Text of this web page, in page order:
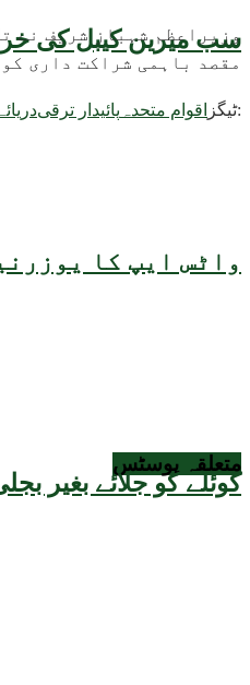
سب میرین کیبل کی
واٹس ایپ کا
کوئلے کو جلائے بغیر
وزیراعظم شہباز شریف نے
مقصد باہمی شراکت داری
ٹیگز: اقوام متحدہ پائیدار ترقی
متعلقہ پوسٹس